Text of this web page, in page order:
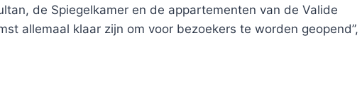
de Spiegelkamer en de appartementen van de Valide
allemaal klaar zijn om voor bezoekers te worden geopend”,